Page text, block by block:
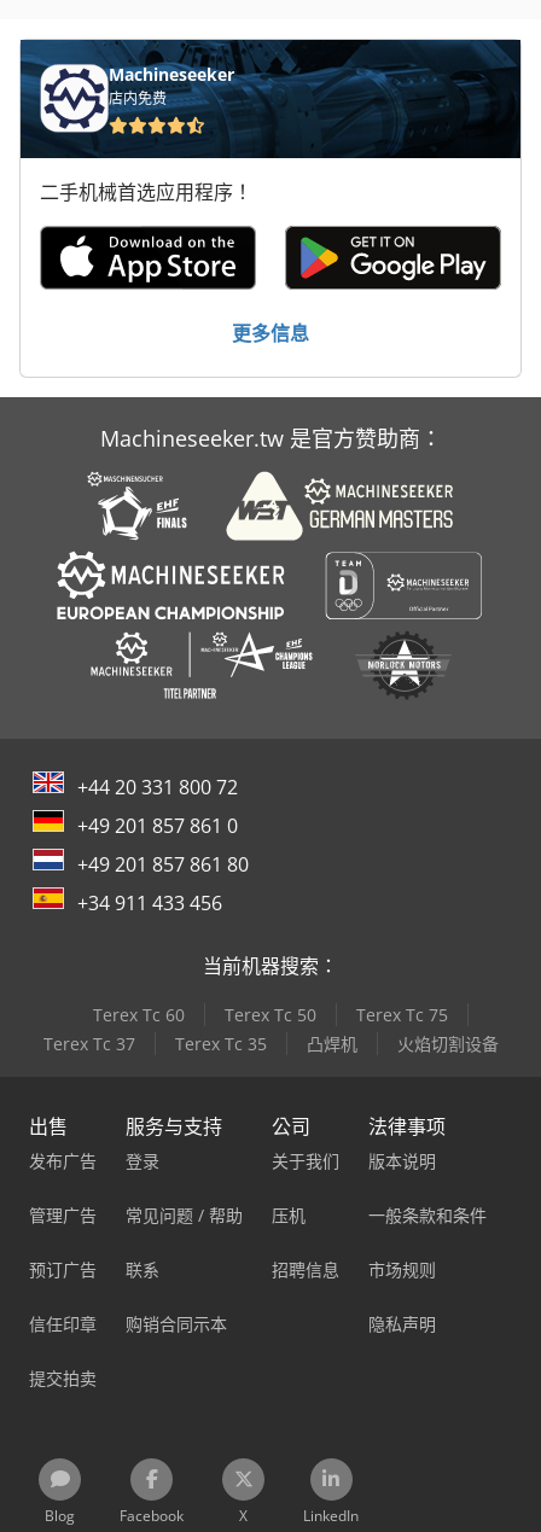
Machineseeker
店内免费
二手机械首选应用程序！
更多信息
Machineseeker.tw 是官方赞助商：
+44 20 331 800 72
+49 201 857 861 0
+49 201 857 861 80
+34 911 433 456
当前机器搜索：
Terex Tc 60 Terex Tc 50
Terex Tc 75
Terex Tc 37
Terex Tc 35 凸焊机 火焰切割设备
出售
发布广告
管理广告
预订广告
信任印章
提交拍卖
服务与支持
登录
常见问题 / 帮助
联系
购销合同示本
公司
关于我们
压机
招聘信息
法律事项
版本说明
一般条款和条件
市场规则
隐私声明
Blog Facebook X LinkedIn